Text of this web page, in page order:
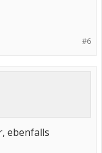
#6
ebenfalls